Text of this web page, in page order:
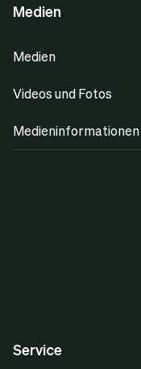
Medien
Medien
Videos und Fotos
Medieninformationen
Service